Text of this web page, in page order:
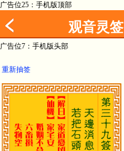
广告位25：手机版顶部
观音灵签
广告位7：手机版头部
重新抽签